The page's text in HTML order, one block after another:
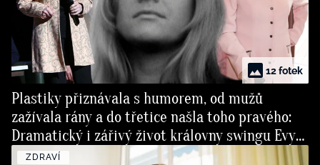
12 fotek
Plastiky přiznávala s humorem, od mužů
zažívala rány a do třetice našla toho pravého:
Dramatický i zářivý život královny swingu Evy
Pilarové
ZDRAVÍ